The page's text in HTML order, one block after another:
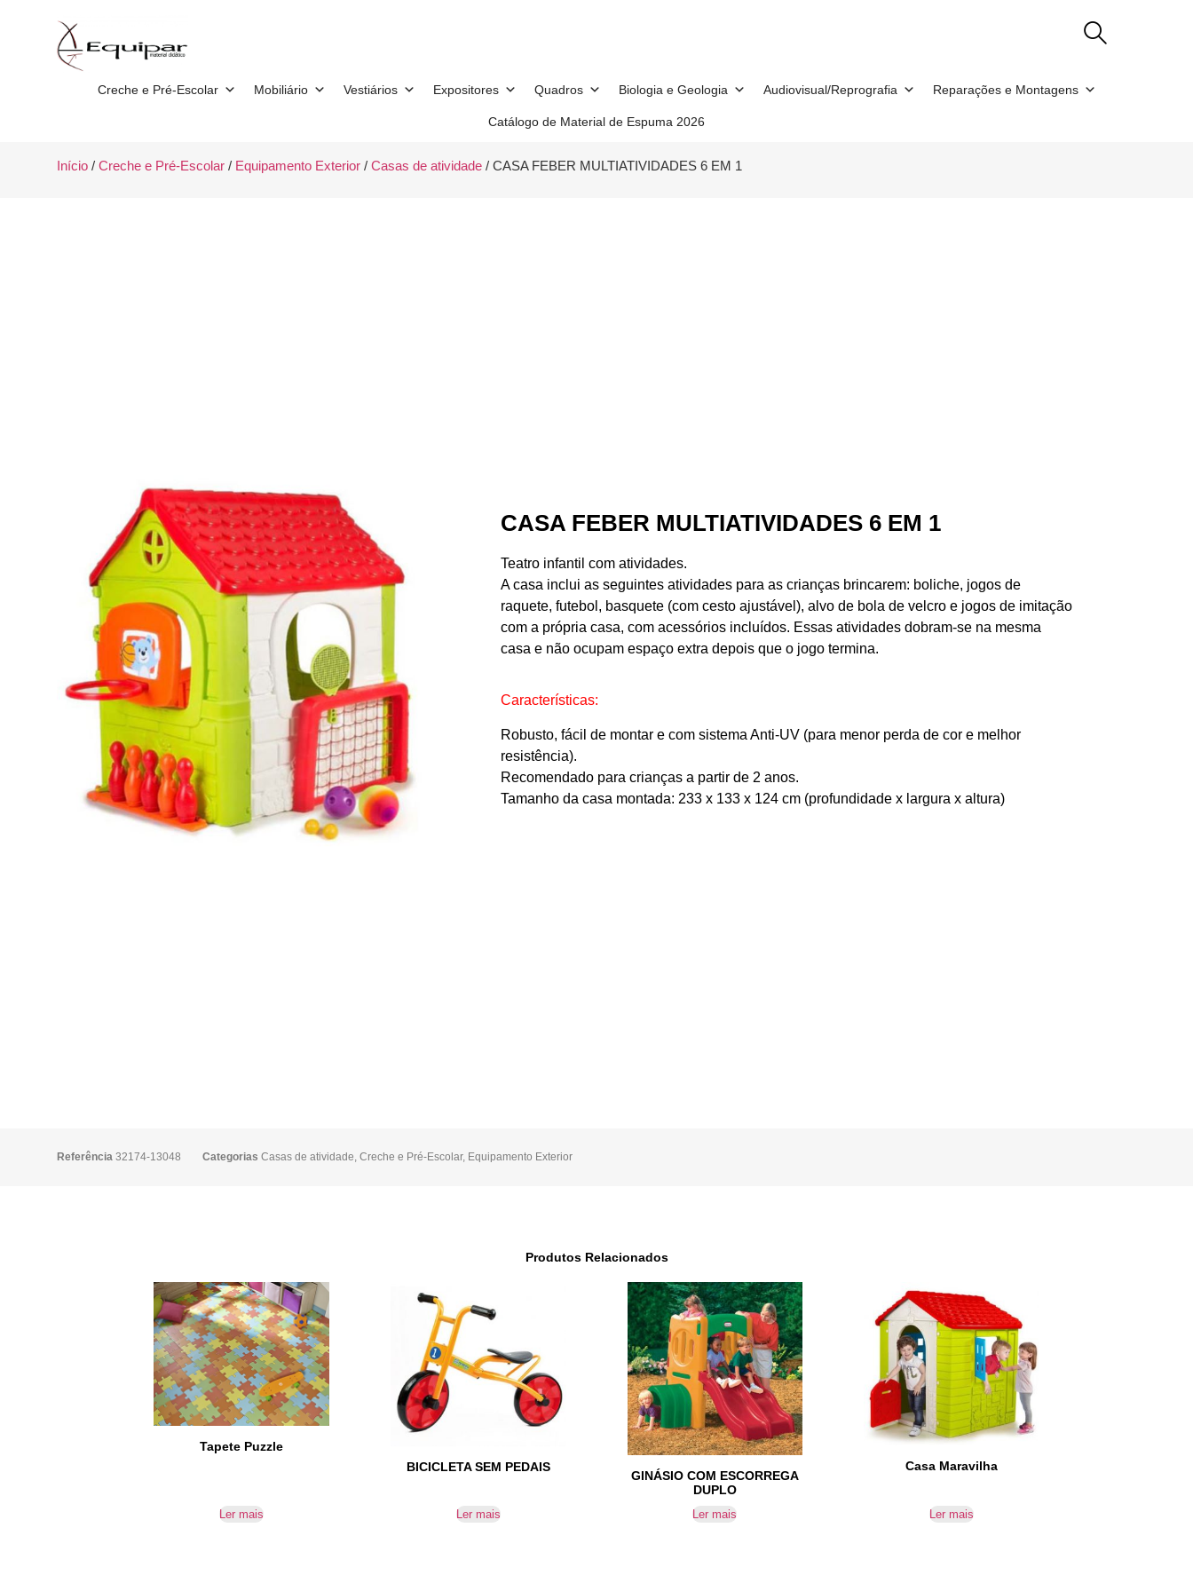
Creche e Pré-Escolar Mobiliário Vestiários Expositores Quadros Biologia e Geologia Audiovisual/Reprografia Reparações e Montagens
Catálogo de Material de Espuma 2026
Início/ Creche e Pré-Escolar/ Equipamento Exterior/ Casas de atividade/ CASA FEBER MULTIATIVIDADES 6 EM 1
CASA FEBER MULTIATIVIDADES 6 EM 1
Teatro infantil com atividades.
A casa inclui as seguintes atividades para as crianças brincarem: boliche, jogos de
raquete, futebol, basquete (com cesto ajustável), alvo de bola de velcro e jogos de imitação
com a própria casa, com acessórios incluídos. Essas atividades dobram-se na mesma
casa e não ocupam espaço extra depois que o jogo termina.
Características:
Robusto, fácil de montar e com sistema Anti-UV (para menor perda de cor e melhor
resistência).
Recomendado para crianças a partir de 2 anos.
Tamanho da casa montada: 233 x 133 x 124 cm (profundidade x largura x altura)
Referência 32174-13048 Categorias Casas de atividade, Creche e Pré-Escolar, Equipamento Exterior
Produtos Relacionados
Tapete Puzzle
Ler mais
BICICLETA SEM PEDAIS
Ler mais
GINÁSIO COM ESCORREGA
DUPLO
Ler mais
Casa Maravilha
Ler mais